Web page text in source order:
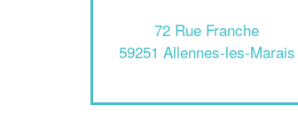
72 Rue Franche
59251 Allennes-les-Marais